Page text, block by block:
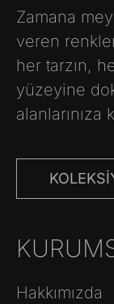
Zamana
veren
her tarzın,
yüzeyine
alanlarınıza
Hakkımızda